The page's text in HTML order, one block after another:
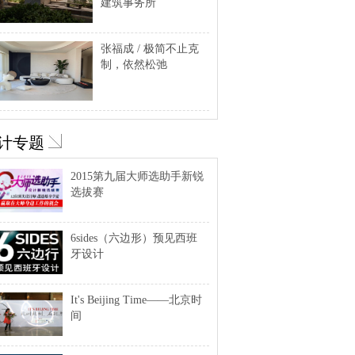
建筑事务所
张福成 / 极简不止克
制，依然松弛
专题
2015第九届大师选助手新锐
选拔赛
6sides（六边形）预见西班
牙设计
It's Beijing Time——北京时
间